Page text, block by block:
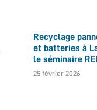
Recyclage
et batteries à
le séminaire
25 février 2026